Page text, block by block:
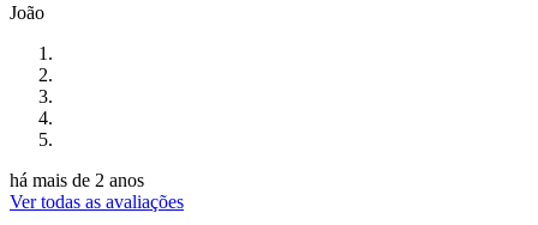
João
há mais de 2 anos
Ver todas as avaliações